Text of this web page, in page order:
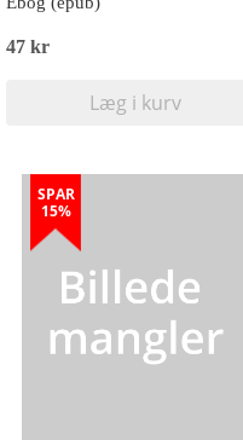
47 kr
Læg i kurv
SPAR
15%